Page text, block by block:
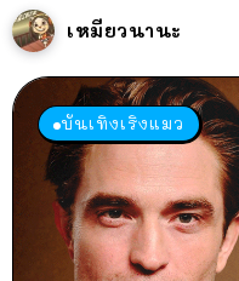
เหมียวนานะ
บันเทิงเริงแมว